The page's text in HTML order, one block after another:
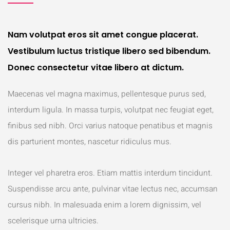
Nam volutpat eros sit amet congue placerat.
Vestibulum luctus tristique libero sed bibendum.
Donec consectetur vitae libero at dictum.
Maecenas vel magna maximus, pellentesque purus sed,
interdum ligula. In massa turpis, volutpat nec feugiat eget,
finibus sed nibh. Orci varius natoque penatibus et magnis
dis parturient montes, nascetur ridiculus mus.
Integer vel pharetra eros. Etiam mattis interdum tincidunt.
Suspendisse arcu ante, pulvinar vitae lectus nec, accumsan
cursus nibh. In malesuada enim a lorem dignissim, vel
scelerisque urna ultricies.